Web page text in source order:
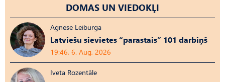
DOMAS UN VIEDOKĻI
Agnese Leiburga
Latviešu sievietes “parastais” 101 darbiņš
19:46, 6. Aug, 2026
Iveta Rozentāle